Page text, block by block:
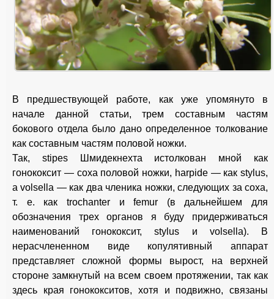
В предшествующей работе, как уже упомянуто в
начале данной статьи, трем составным частям
бокового отдела было дано определенное толкование
как составным частям половой ножки.
Так, stipes Шмидекнехта истолкован мной как
гонококсит — coxa половой ножки, harpide — как stylus,
a volsella — как два членика ножки, следующих за соха,
т. е. как trochanter и femur (в дальнейшем для
обозначения трех органов я буду придерживаться
наименований гонококсит, stylus и volsella). В
нерасчлененном виде копулятивный аппарат
представляет сложной формы вырост, на верхней
стороне замкнутый на всем своем протяжении, так как
здесь края гонококситов, хотя и подвижно, связаны